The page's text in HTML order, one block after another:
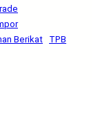
Berikat TPB